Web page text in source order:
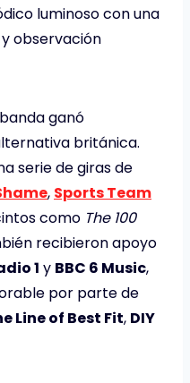
luminoso con una
observación
ganó
británica.
serie de giras de
, Sports Team
como The 100
recibieron apoyo
1 y BBC 6 Music,
por parte de
Line of Best Fit, DIY